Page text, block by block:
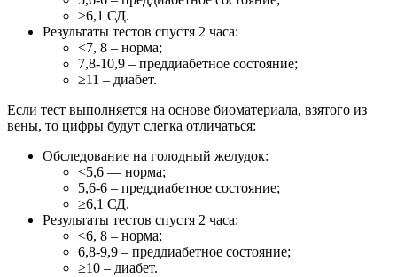
≥6,1 СД.
Результаты тестов спустя 2 часа:
<7, 8 – норма;
7,8-10,9 – преддиабетное состояние;
≥11 – диабет.
Если тест выполняется на основе биоматериала, взятого из
вены, то цифры будут слегка отличаться:
Обследование на голодный желудок:
<5,6 — норма;
5,6-6 – преддиабетное состояние;
≥6,1 СД.
Результаты тестов спустя 2 часа:
<6, 8 – норма;
6,8-9,9 – преддиабетное состояние;
≥10 – диабет.